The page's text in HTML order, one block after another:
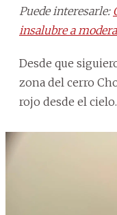
Puede interesarle:
insalubre a
Desde que
zona del cerro
rojo desde el cielo.